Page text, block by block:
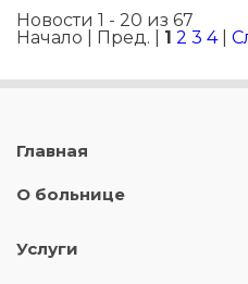
Новости 1 - 20 из 67
Начало | Пред. | 1 2 3 4|
Главная
О больнице
Услуги